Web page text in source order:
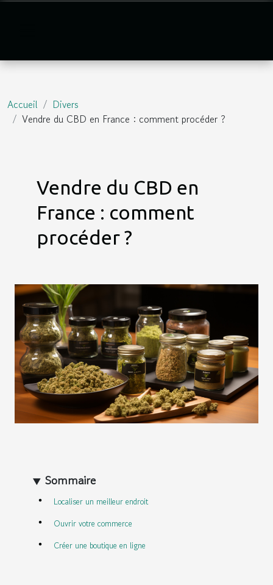
Accueil
Divers
Vendre du CBD en France : comment procéder ?
Vendre du CBD en
France : comment
procéder ?
Sommaire
Localiser un meilleur endroit
Ouvrir votre commerce
Créer une boutique en ligne